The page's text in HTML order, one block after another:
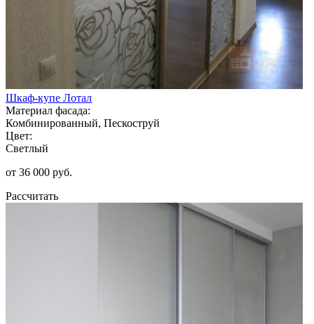
Шкаф-купе Лотал
Материал фасада:
Комбинированный, Пескоструй
Цвет:
Светлый
от 36 000 руб.
Рассчитать